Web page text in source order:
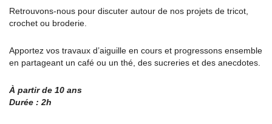
Retrouvons-nous pour discuter autour de nos projets de tricot,
crochet ou broderie.
Apportez vos travaux d’aiguille en cours et progressons ensemble
en partageant un café ou un thé, des sucreries et des anecdotes.
À partir de 10 ans
Durée : 2h